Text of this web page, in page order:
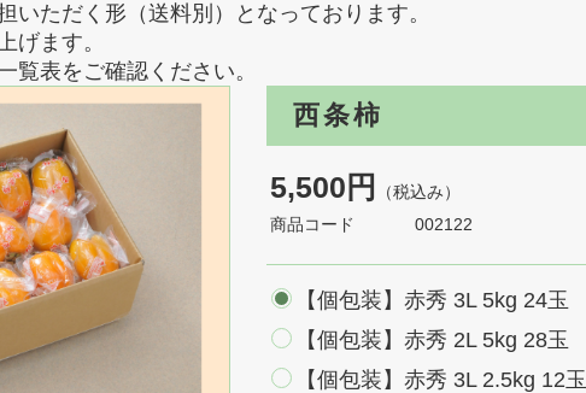
いただく形（送料別）となっております。
げます。
覧表をご確認ください。
西条柿
5,500円
（税込み）
商品コード
002122
【個包装】赤秀 3L 5kg 24玉
【個包装】赤秀 2L 5kg 28玉
【個包装】赤秀 3L 2.5kg 12玉